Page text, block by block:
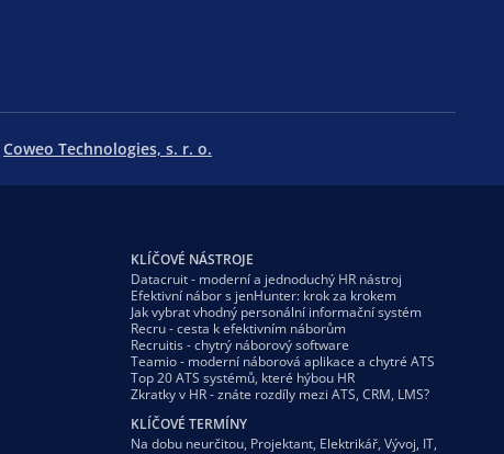
Coweo Technologies, s. r. o.
KLÍČOVÉ NÁSTROJE
Datacruit - moderní a jednoduchý HR nástroj
Efektivní nábor s jenHunter: krok za krokem
Jak vybrat vhodný personální informační systém
Recru - cesta k efektivním náborům
Recruitis - chytrý náborový software
Teamio - moderní náborová aplikace a chytré ATS
Top 20 ATS systémů, které hýbou HR
Zkratky v HR - znáte rozdíly mezi ATS, CRM, LMS?
KLÍČOVÉ TERMÍNY
Na dobu neurčitou, Projektant, Elektrikář, Vývoj, IT,